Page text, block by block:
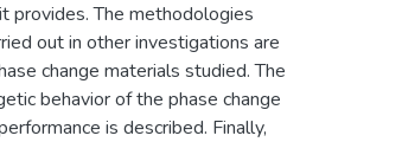
provides. The methodologies
out in other investigations are
change materials studied. The
behavior of the phase change
is described. Finally,